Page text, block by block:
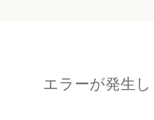
エラーが発生